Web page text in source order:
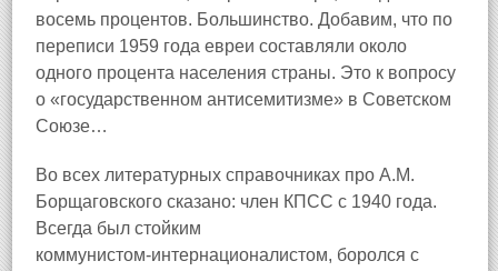
восемь процентов. Большинство. Добавим, что по
переписи 1959 года евреи составляли около
одного процента населения страны. Это к вопросу
о «государственном антисемитизме» в Советском
Союзе…
Во всех литературных справочниках про А.М.
Борщаговского сказано: член КПСС с 1940 года.
Всегда был стойким
коммунистом‑интернационалистом, боролся с